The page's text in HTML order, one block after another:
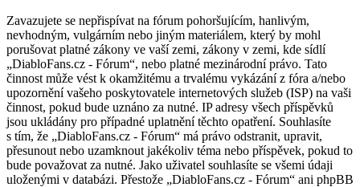
Zavazujete se nepřispívat na fórum pohoršujícím, hanlivým,
nevhodným, vulgárním nebo jiným materiálem, který by mohl
porušovat platné zákony ve vaší zemi, zákony v zemi, kde sídlí
„DiabloFans.cz - Fórum“, nebo platné mezinárodní právo. Tato
činnost může vést k okamžitému a trvalému vykázání z fóra a/nebo
upozornění vašeho poskytovatele internetových služeb (ISP) na vaši
činnost, pokud bude uznáno za nutné. IP adresy všech příspěvků
jsou ukládány pro případné uplatnění těchto opatření. Souhlasíte
s tím, že „DiabloFans.cz - Fórum“ má právo odstranit, upravit,
přesunout nebo uzamknout jakékoliv téma nebo příspěvek, pokud to
bude považovat za nutné. Jako uživatel souhlasíte se všemi údaji
uloženými v databázi. Přestože „DiabloFans.cz - Fórum“ ani phpBB